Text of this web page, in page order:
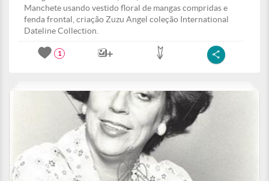
Manchete usando vestido floral de mangas compridas e
fenda frontal, criação Zuzu Angel coleção International
Dateline Collection.
1